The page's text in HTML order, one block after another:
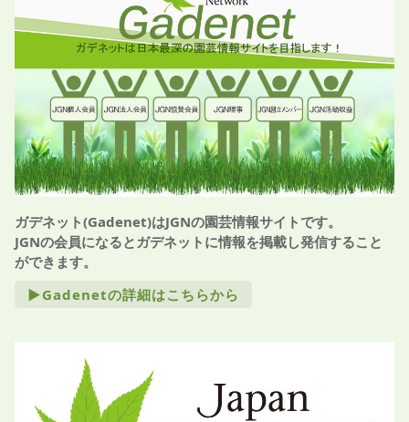
ガデネット(Gadenet)はJGNの園芸情報サイトです。
JGNの会員になるとガデネットに情報を掲載し発信すること
ができます。
►Gadenetの詳細はこちらから